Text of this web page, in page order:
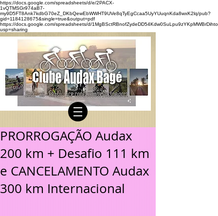
https://docs.google.com/spreadsheets/d/e/2PACX-
1vQTMSGr974aB7-
my9D5FT8Ank7kdbG70eZ_DKbQewEbWWHT9UVe8qTyEgCcaa5UyYUuqnKda8wxK2lq/pub?
gid=1184128675&single=true&output=pdf
https://docs.google.com/spreadsheets/d/
usp=sharing
PRORROGAÇÃO Audax
200 km + Desafio 111 km
e CANCELAMENTO Audax
300 km Internacional